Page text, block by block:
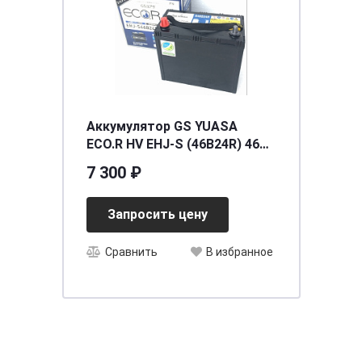
Аккумулятор GS YUASA
ECO.R HV EHJ-S (46B24R) 46
[д238ш128в228/310]
7 300 ₽
Запросить цену
Сравнить В избранное